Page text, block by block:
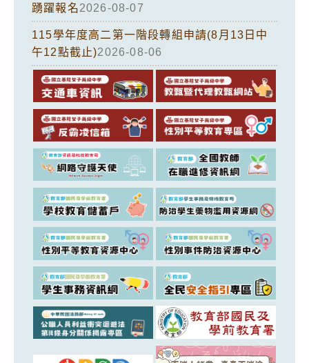
踴躍報名2026-08-07
115學年度高二第一階段轉組申請(8月13日中
午12點截止)2026-08-06